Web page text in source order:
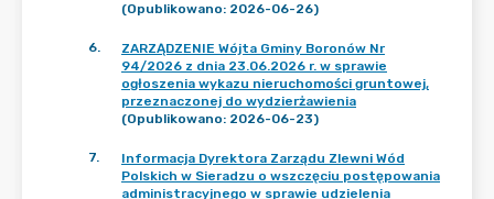
(Opublikowano: 2026-06-26)
6.
ZARZĄDZENIE Wójta Gminy Boronów Nr
94/2026 z dnia 23.06.2026 r. w sprawie
ogłoszenia wykazu nieruchomości gruntowej,
przeznaczonej do wydzierżawienia
(Opublikowano: 2026-06-23)
7.
Informacja Dyrektora Zarządu Zlewni Wód
Polskich w Sieradzu o wszczęciu postępowania
administracyjnego w sprawie udzielenia